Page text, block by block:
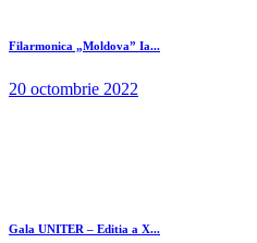
Filarmonica „Moldova” Ia...
20 octombrie 2022
Gala UNITER – Editia a X...